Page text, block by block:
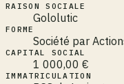
RAISON SOCIALE
Gololutic
FORME
Société par
CAPITAL SOCIAL
1 000,00 €
IMMATRICULATION